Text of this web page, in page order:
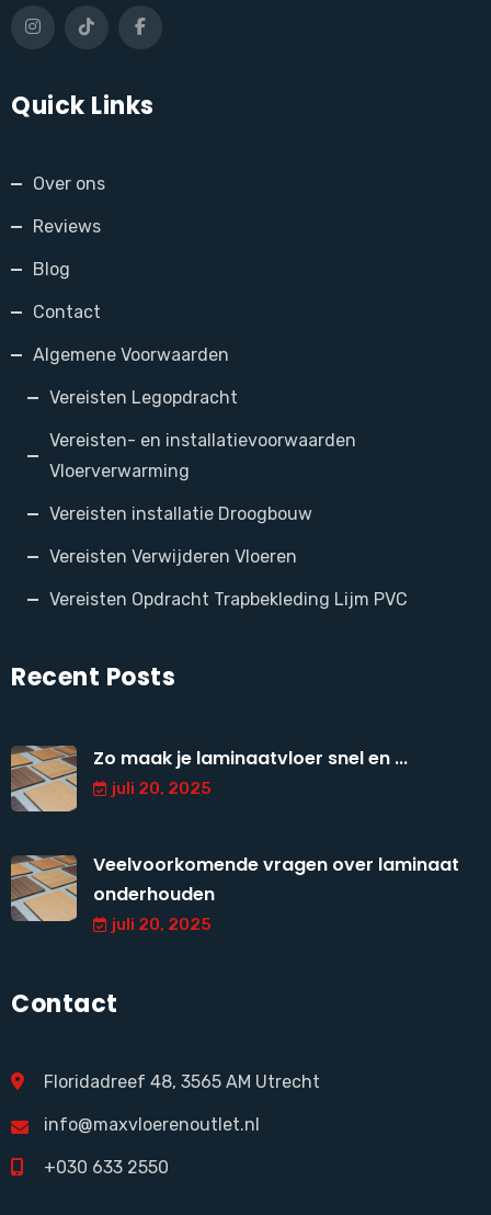
Quick Links
Over ons
Reviews
Blog
Contact
Algemene Voorwaarden
Vereisten Legopdracht
Vereisten- en installatievoorwaarden
Vloerverwarming
Vereisten installatie Droogbouw
Vereisten Verwijderen Vloeren
Vereisten Opdracht Trapbekleding Lijm PVC
Recent Posts
Zo maak je laminaatvloer snel en ...
juli 20, 2025
Veelvoorkomende vragen over laminaat
onderhouden
juli 20, 2025
Contact
Floridadreef 48, 3565 AM Utrecht
info@maxvloerenoutlet.nl
+030 633 2550